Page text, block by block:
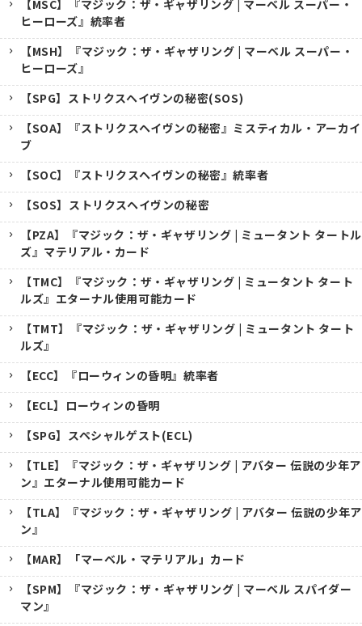
【MSC】『マジック：ザ・ギャザリング | マーベル スーパー・
ヒーローズ』統率者
【MSH】『マジック：ザ・ギャザリング | マーベル スーパー・
ヒーローズ』
【SPG】ストリクスヘイヴンの秘密(SOS)
【SOA】『ストリクスヘイヴンの秘密』ミスティカル・アーカイ
ブ
【SOC】『ストリクスヘイヴンの秘密』統率者
【SOS】ストリクスヘイヴンの秘密
【PZA】『マジック：ザ・ギャザリング | ミュータント タートル
ズ』マテリアル・カード
【TMC】『マジック：ザ・ギャザリング | ミュータント タート
ルズ』エターナル使用可能カード
【TMT】『マジック：ザ・ギャザリング | ミュータント タート
ルズ』
【ECC】『ローウィンの昏明』統率者
【ECL】ローウィンの昏明
【SPG】スペシャルゲスト(ECL)
【TLE】『マジック：ザ・ギャザリング | アバター 伝説の少年ア
ン』エターナル使用可能カード
【TLA】『マジック：ザ・ギャザリング | アバター 伝説の少年ア
ン』
【MAR】「マーベル・マテリアル」カード
【SPM】『マジック：ザ・ギャザリング | マーベル スパイダー
マン』